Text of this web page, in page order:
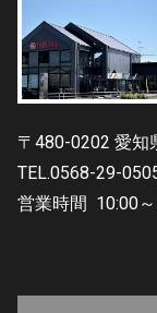
〒480-0202 愛知
TEL.0568-29-
営業時間 10:00